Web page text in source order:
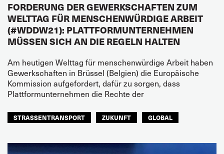
FORDERUNG DER GEWERKSCHAFTEN ZUM
WELTTAG FÜR MENSCHENWÜRDIGE ARBEIT
(#WDDW21): PLATTFORMUNTERNEHMEN
MÜSSEN SICH AN DIE REGELN HALTEN
Am heutigen Welttag für menschenwürdige Arbeit haben
Gewerkschaften in Brüssel (Belgien) die Europäische
Kommission aufgefordert, dafür zu sorgen, dass
Plattformunternehmen die Rechte der
STRASSENTRANSPORT ZUKUNFT GLOBAL